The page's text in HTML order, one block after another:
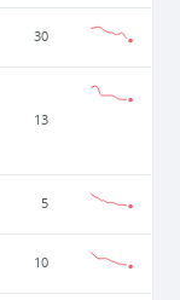
30
13
5
10